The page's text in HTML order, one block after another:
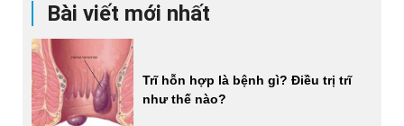
Bài viết mới nhất
Trĩ hỗn hợp là bệnh gì? Điều trị trĩ
như thế nào?